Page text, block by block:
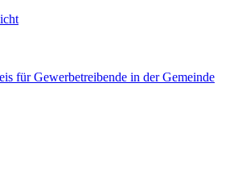
für Gewerbetreibende in der Gemeinde